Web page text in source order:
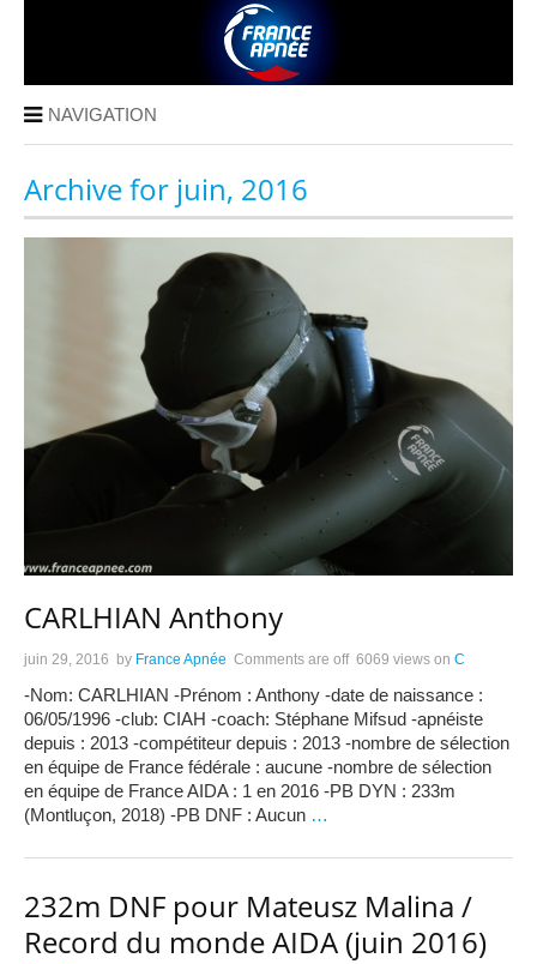
NAVIGATION
Archive for juin, 2016
CARLHIAN Anthony
juin 29, 2016 by France Apnée Comments are off 6069 views on C
-Nom: CARLHIAN -Prénom : Anthony -date de naissance :
06/05/1996 -club: CIAH -coach: Stéphane Mifsud -apnéiste
depuis : 2013 -compétiteur depuis : 2013 -nombre de sélection
en équipe de France fédérale : aucune -nombre de sélection
en équipe de France AIDA : 1 en 2016 -PB DYN : 233m
(Montluçon, 2018) -PB DNF : Aucun …
232m DNF pour Mateusz Malina /
Record du monde AIDA (juin 2016)